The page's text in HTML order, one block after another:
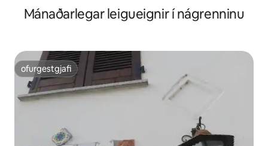
Mánaðarlegar leigueignir í nágrenninu
ofurgestgjafi
ofurgestgjafi